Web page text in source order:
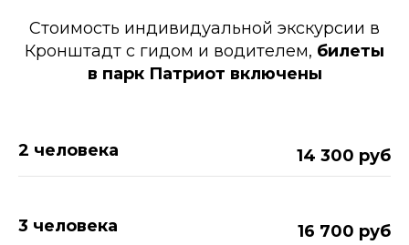
Стоимость индивидуальной экскурсии в
Кронштадт с гидом и водителем, билеты
в парк Патриот включены
2 человека 14 300 руб
3 человека 16 700 руб